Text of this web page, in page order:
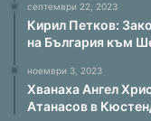
септември 22, 2023
Кирил Петков:
на България към
ноември 3, 2023
Хванаха Ангел
Атанасов в